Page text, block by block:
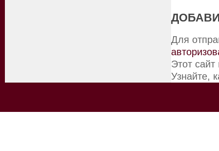
Для
Этот
Узнайте,